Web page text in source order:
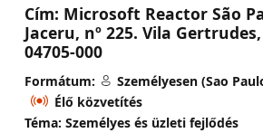
Cím: Microsoft Reactor São
Jaceru, nº 225. Vila Gertrudes,
04705-000
Formátum:
Személyesen (Sao
Élő közvetítés
Téma: Személyes és üzleti fejlődés